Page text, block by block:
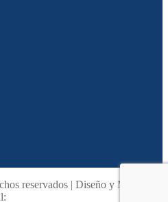
reservados | Diseño y Marketing